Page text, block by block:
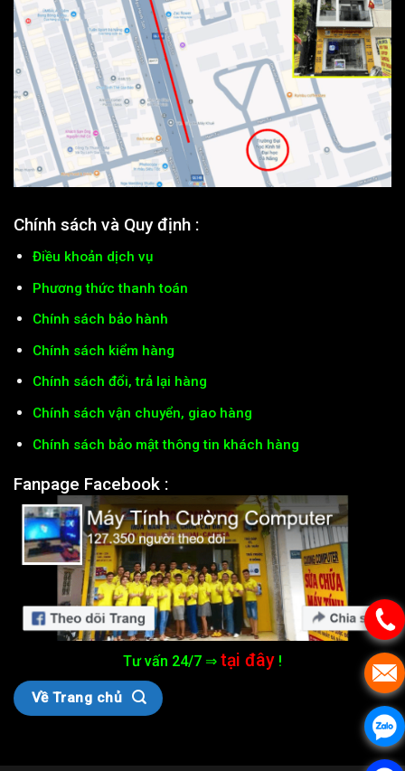
Chính sách và Quy định :
Điều khoản dịch vụ
Phương thức thanh toán
Chính sách bảo hành
Chính sách kiểm hàng
Chính sách đổi, trả lại hàng
Chính sách vận chuyển, giao hàng
Chính sách bảo mật thông tin khách hàng
Fanpage Facebook :
Tư vấn 24/7 ⇒ tại đây !
Về Trang chủ